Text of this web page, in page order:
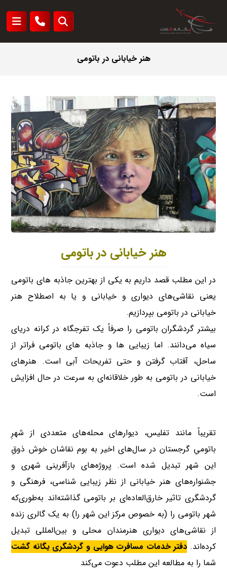
هنر خیابانی در باتومی
هنر خیابانی در باتومی
در این مطلب قصد داریم به یکی از بهترین جاذبه های باتومی
یعنی نقاشی‌های دیواری و خیابانی و یا به اصطلاح هنر
خیابانی در باتومی بپردازیم.
بیشتر گردشگران باتومی را صرفاً یک تفرجگاه در کرانه دریای
سیاه می‌دانند. اما زیبایی ها و جاذبه های باتومی فراتر از
ساحل، آفتاب گرفتن و حتی تفریحات آبی است. هنرهای
خیابانی در باتومی به طور خلاقانه‌ای به سرعت در حال افزایش
است.
تقریباً مانند تفلیس، دیوارهای محله‌های متعددی از شهرِ
باتومیِ گرجستان در سال‌های اخیر به بوم نقاشان خوش ذوقِ
این شهر تبدیل شده است. پروژه‌های بازآفرینی شهری و
جشنواره‌های هنر خیابانی از نظر زیبایی شناسی، فرهنگی و
گردشگری تاثیر خارق‌العاده‌ای بر باتومی گذاشته‌اند به‌طوری‌که
شهر باتومی را (به خصوص مرکز این شهر را) به یک گالری زنده
از نقاشی‌های دیواری هنرمندان محلی و بین‌المللی تبدیل
کرده‌اند. دفتر خدمات مسافرت هوایی و گردشگری یگانه گشت
شما را به مطالعه این مطلب دعوت می‌کند